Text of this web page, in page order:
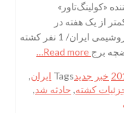
«کولینگ‌تاور»
از یک هفته در
قدیمی‌ترین … جزئیات حادثه در بزرگترین پتروشیمی ایران/ 1 نفر کشته
برج
خبر جدیدTags ایران,
کشته, حادثه شد,